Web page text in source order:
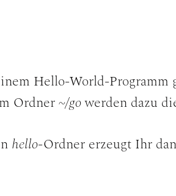
Hello-World-
Ordner~/gowerden dazu
hello-Ordner erzeugt Ihr